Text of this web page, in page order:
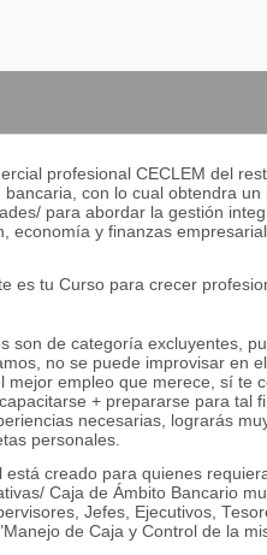
profesional CECLEM del
con lo cual obtendra
para abordar la gestión
economía y finanzas
es tu Curso para crecer
son de categoría excluyentes,
no se puede improvisar en
empleo que merece, sí te
+ prepararse para tal
necesarias, lograrás
personales.
está creado para quienes
Caja de Ámbito Bancario
Jefes, Ejecutivos,
de Caja y Control de la